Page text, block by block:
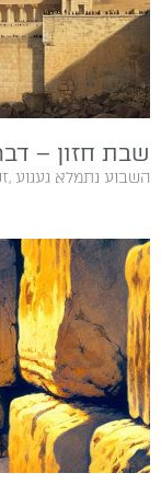
שבת חזון –
השבוע‭ ‬נתמלא‭ ‬געגוע‭, ‬זכרון‭ ‬וכאב‭ ‬עד‭ ‬כדי‭ ‬מנהגי‭ ‬אבלות‭ ‬על‭